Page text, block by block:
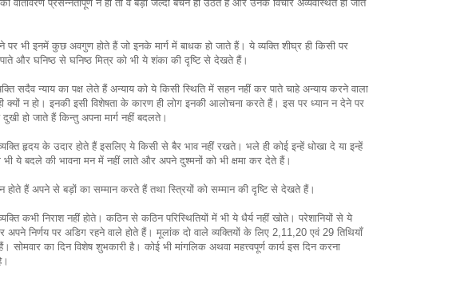
प्रसन्नतापूर्ण न हो तो वे बड़ी जल्दी बेचैन हो उठते हैं और उनके विचार अव्यवस्थित हो जाते
भी इनमें कुछ अवगुण होते हैं जो इनके मार्ग में बाधक हो जाते हैं। ये व्यक्ति शीघ्र ही किसी पर
पाते और घनिष्ठ से घनिष्ठ मित्र को भी ये शंका की दृष्टि से देखते हैं।
सदैव न्याय का पक्ष लेते हैं अन्याय को ये किसी स्थिति में सहन नहीं कर पाते चाहे अन्याय करने वाला
क्यों न हो। इनकी इसी विशेषता के कारण ही लोग इनकी आलोचना करते हैं। इस पर ध्यान न देने पर
हो जाते हैं किन्तु अपना मार्ग नहीं बदलते।
हृदय के उदार होते हैं इसलिए ये किसी से बैर भाव नहीं रखते। भले ही कोई इन्हें धोखा दे या इन्हें
भी ये बदले की भावना मन में नहीं लाते और अपने दुश्मनों को भी क्षमा कर देते हैं।
होते हैं अपने से बड़ों का सम्मान करते हैं तथा स्त्रियों को सम्मान की दृष्टि से देखते हैं।
कभी निराश नहीं होते। कठिन से कठिन परिस्थितियों में भी ये धैर्य नहीं खोते। परेशानियों से ये
अपने निर्णय पर अडिग रहने वाले होते हैं। मूलांक दो वाले व्यक्तियों के लिए 2,11,20 एवं 29 तिथियाँ
सोमवार का दिन विशेष शुभकारी है। कोई भी मांगलिक अथवा महत्त्वपूर्ण कार्य इस दिन करना